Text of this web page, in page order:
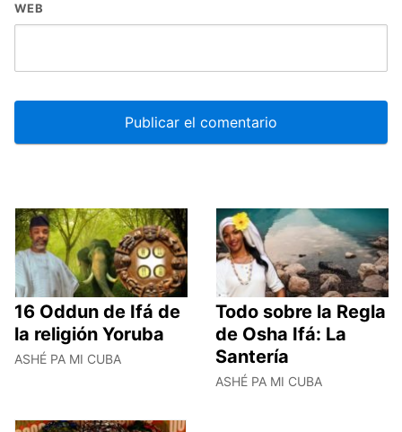
WEB
16 Oddun de Ifá de
la religión Yoruba
ASHÉ PA MI CUBA
Todo sobre la Regla
de Osha Ifá: La
Santería
ASHÉ PA MI CUBA